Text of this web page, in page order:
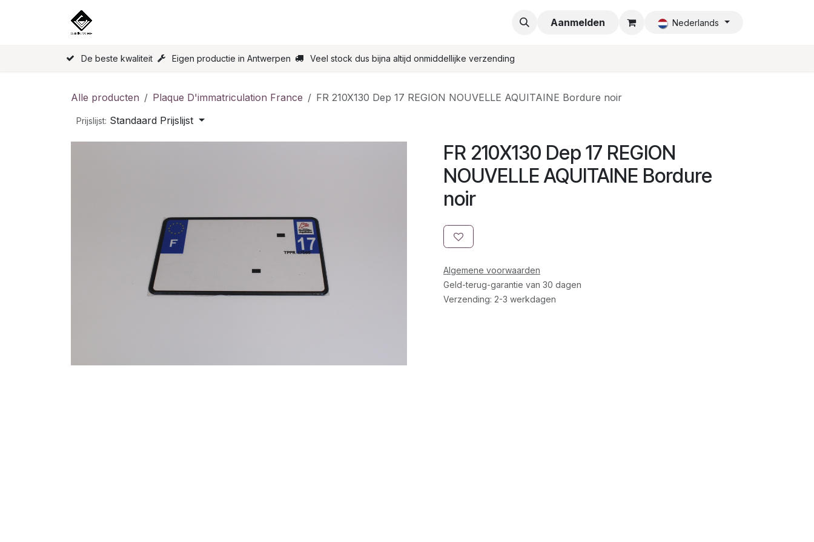
Startpagina Aanmelden Nederlands
De beste kwaliteit Eigen productie in Antwerpen Veel stock dus bijna altijd onmiddellijke verzending
Alle producten Plaque D'immatriculation France FR 210X130 Dep 17 REGION NOUVELLE AQUITAINE Bordure noir
Prijslijst: Standaard Prijslijst
FR 210X130 Dep 17 REGION
NOUVELLE AQUITAINE Bordure
noir
Algemene voorwaarden
Geld-terug-garantie van 30 dagen
Verzending: 2-3 werkdagen